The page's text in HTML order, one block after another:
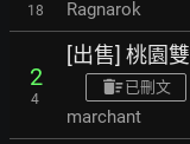
18 Ragnarok
2
4
[出售] 桃園
已刪文
marchant